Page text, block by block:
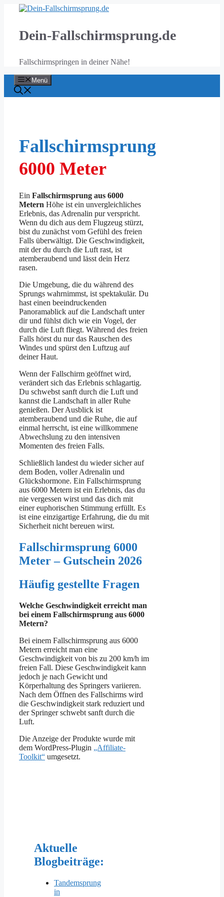
Dein-Fallschirmsprung.de
Fallschirmspringen in deiner Nähe!
Menü
Fallschirmsprung
6000 Meter
Ein Fallschirmsprung aus 6000
Metern Höhe ist ein unvergleichliches
Erlebnis, das Adrenalin pur verspricht.
Wenn du dich aus dem Flugzeug stürzt,
bist du zunächst vom Gefühl des freien
Falls überwältigt. Die Geschwindigkeit,
mit der du durch die Luft rast, ist
atemberaubend und lässt dein Herz
rasen.
Die Umgebung, die du während des
Sprungs wahrnimmst, ist spektakulär. Du
hast einen beeindruckenden
Panoramablick auf die Landschaft unter
dir und fühlst dich wie ein Vogel, der
durch die Luft fliegt. Während des freien
Falls hörst du nur das Rauschen des
Windes und spürst den Luftzug auf
deiner Haut.
Wenn der Fallschirm geöffnet wird,
verändert sich das Erlebnis schlagartig.
Du schwebst sanft durch die Luft und
kannst die Landschaft in aller Ruhe
genießen. Der Ausblick ist
atemberaubend und die Ruhe, die auf
einmal herrscht, ist eine willkommene
Abwechslung zu den intensiven
Momenten des freien Falls.
Schließlich landest du wieder sicher auf
dem Boden, voller Adrenalin und
Glückshormone. Ein Fallschirmsprung
aus 6000 Metern ist ein Erlebnis, das du
nie vergessen wirst und das dich mit
einer euphorischen Stimmung erfüllt. Es
ist eine einzigartige Erfahrung, die du mit
Sicherheit nicht bereuen wirst.
Fallschirmsprung 6000
Meter – Gutschein 2026
Häufig gestellte Fragen
Welche Geschwindigkeit erreicht man
bei einem Fallschirmsprung aus 6000
Metern?
Bei einem Fallschirmsprung aus 6000
Metern erreicht man eine
Geschwindigkeit von bis zu 200 km/h im
freien Fall. Diese Geschwindigkeit kann
jedoch je nach Gewicht und
Körperhaltung des Springers variieren.
Nach dem Öffnen des Fallschirms wird
die Geschwindigkeit stark reduziert und
der Springer schwebt sanft durch die
Luft.
Die Anzeige der Produkte wurde mit
dem WordPress-Plugin „Affiliate-
Toolkit“ umgesetzt.
Aktuelle
Blogbeiträge:
Tandemsprung
in